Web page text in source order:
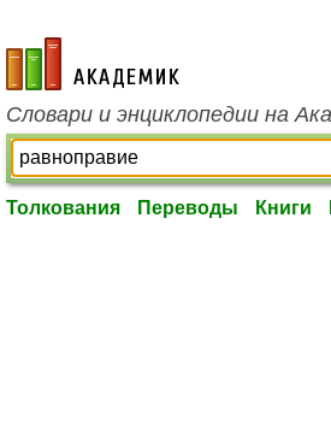
academic.ru
Словари и энциклопедии на
Толкования Переводы Книги